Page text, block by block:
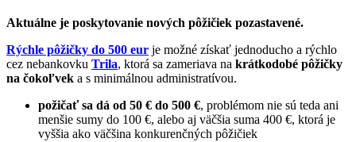
Aktuálne je poskytovanie nových pôžičiek pozastavené.
Rýchle pôžičky do 500 eur je možné získať jednoducho a rýchlo
cez nebankovku Trila, ktorá sa zameriava na krátkodobé pôžičky
na čokoľvek a s minimálnou administratívou.
požičať sa dá od 50 € do 500 €, problémom nie sú teda ani
menšie sumy do 100 €, alebo aj väčšia suma 400 €, ktorá je
vyššia ako väčšina konkurenčných pôžičiek